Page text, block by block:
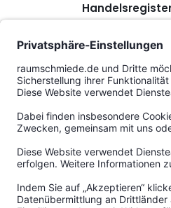
Wirtschafts-
Verantwortlich
Informationen
des
Zur Teilnahme